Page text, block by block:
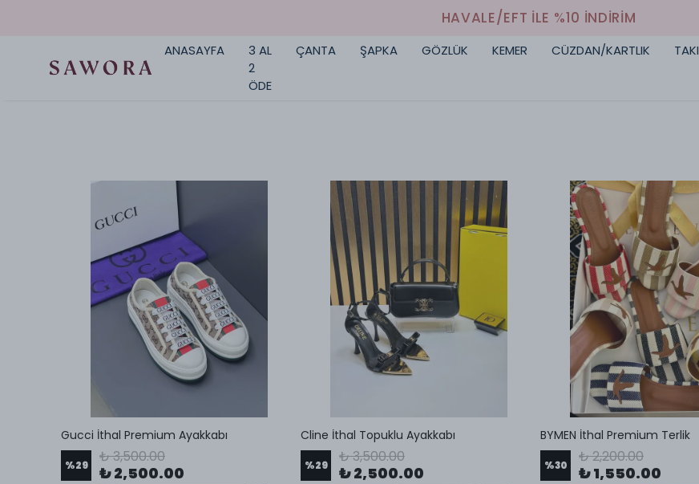
HAVALE/EFT İLE %10 İNDİRİM
ANASAYFA
3 AL
2
ÖDE
ÇANTA ŞAPKA GÖZLÜK KEMER CÜZDAN/KARTLIK TAKI
Gucci İthal Premium Ayakkabı
%29 ₺ 3,500.00
₺ 2,500.00
Cline İthal Topuklu Ayakkabı
%29 ₺ 3,500.00
₺ 2,500.00
BYMEN İthal Premium Terlik
%30 ₺ 2,200.00
₺ 1,550.00